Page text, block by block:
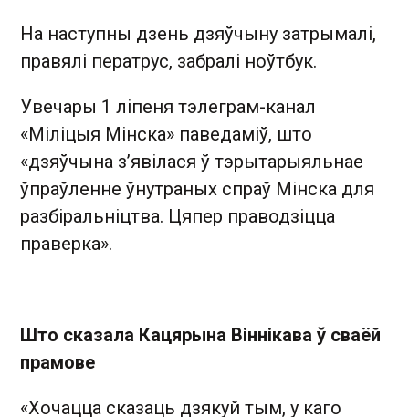
На наступны дзень дзяўчыну затрымалі,
правялі ператрус, забралі ноўтбук.
Увечары 1 ліпеня тэлеграм-канал
«Міліцыя Мінска» паведаміў, што
«дзяўчына з’явілася ў тэрытарыяльнае
ўпраўленне ўнутраных спраў Мінска для
разбіральніцтва. Цяпер праводзіцца
праверка».
Што сказала Кацярына Віннікава ў сваёй
прамове
«Хочацца сказаць дзякуй тым, у каго